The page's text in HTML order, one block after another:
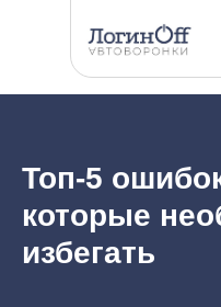
Топ-5
которые
избегать